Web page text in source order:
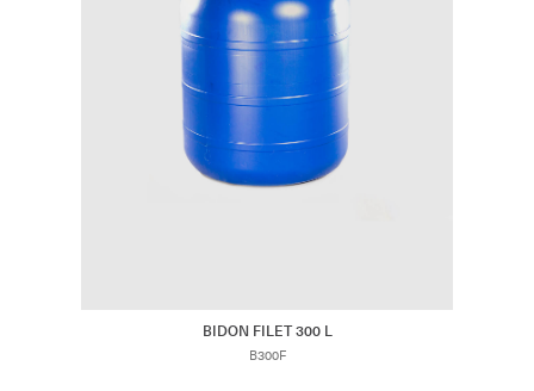
BIDON FILET 300 L
B300F